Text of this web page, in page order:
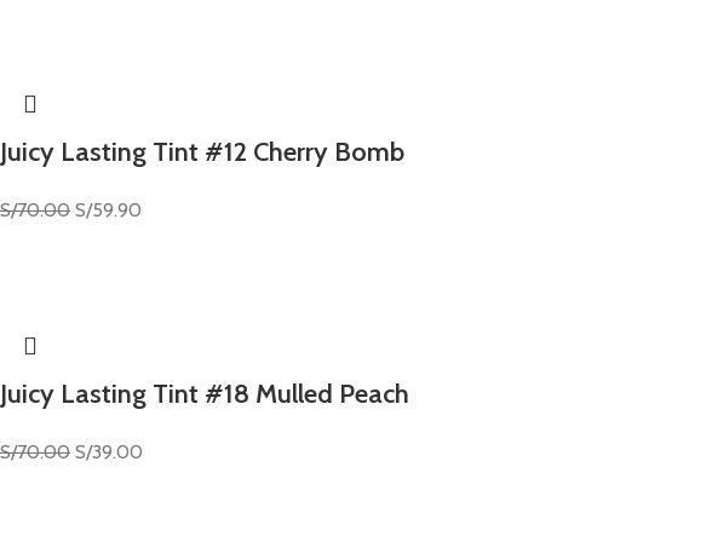
Juicy Lasting Tint #12 Cherry Bomb
S/70.00 S/59.90
Juicy Lasting Tint #18 Mulled Peach
S/70.00 S/39.00